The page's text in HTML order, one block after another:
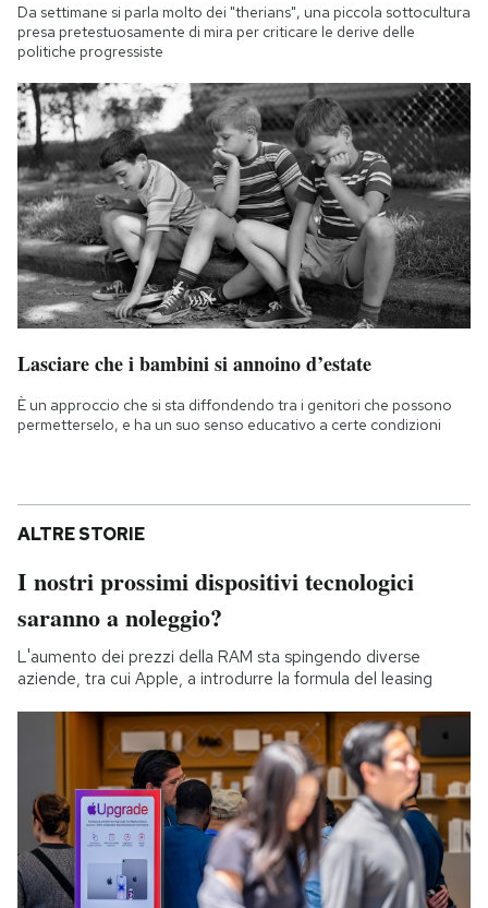
Da settimane si parla molto dei "therians", una piccola sottocultura
presa pretestuosamente di mira per criticare le derive delle
politiche progressiste
Lasciare che i bambini si annoino d’estate
È un approccio che si sta diffondendo tra i genitori che possono
permetterselo, e ha un suo senso educativo a certe condizioni
ALTRE STORIE
I nostri prossimi dispositivi tecnologici
saranno a noleggio?
L'aumento dei prezzi della RAM sta spingendo diverse
aziende, tra cui Apple, a introdurre la formula del leasing